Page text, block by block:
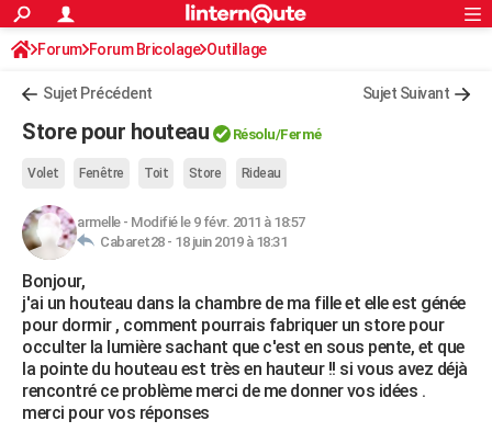
ACTUALITÉS
Politique
Société
Faits Divers
Education
Monde
Villes
+
AUTO
Essais
Réserver un essai
Citadines
Berlines
SUV
Forum auto
+HIGH-TECH
Mobiles
Meilleur smartphone
Internet
Ordinateurs
Jeux vidéo
Guide high-tech
+BRICOLAGE
Forum
Aménagement intérieur
Extérieur
Cuisine
Salle de bains
Jardinage
Rangement
WEEK-END
Guides de France
Escapades
Patrimoine
Expositions
Musées
Week-end nature
+LIFESTYLE
Art de vivre
Bien-être
Loisirs
Mode
Modes de vie
S'inscrire
Connexion
Forum Forum Bricolage Outillage
Sujet Précédent Sujet Suivant
Store pour houteau Résolu/Fermé
Volet Fenêtre Toit Store Rideau
armelle- Modifié le 9 févr. 2011 à 18:57
Cabaret28 - 18 juin 2019 à 18:31
Bonjour,
j'ai un houteau dans la chambre de ma fille et elle est génée
pour dormir , comment pourrais fabriquer un store pour
occulter la lumière sachant que c'est en sous pente, et que
la pointe du houteau est très en hauteur !! si vous avez déjà
rencontré ce problème merci de me donner vos idées .
merci pour vos réponses